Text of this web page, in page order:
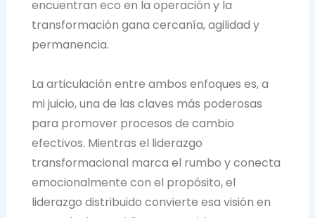
encuentran eco en la operación y la
transformación gana cercanía, agilidad y
permanencia.
La articulación entre ambos enfoques es, a
mi juicio, una de las claves más poderosas
para promover procesos de cambio
efectivos. Mientras el liderazgo
transformacional marca el rumbo y conecta
emocionalmente con el propósito, el
liderazgo distribuido convierte esa visión en